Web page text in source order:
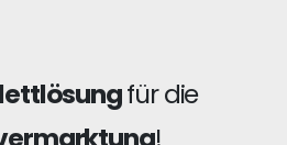
für die
!